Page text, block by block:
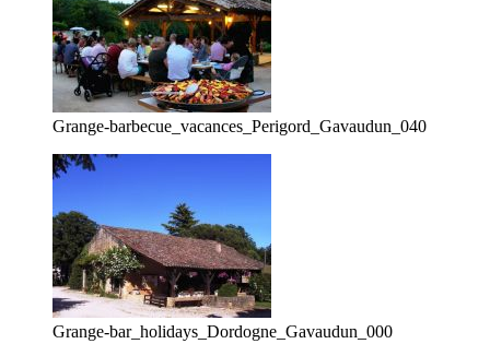
Grange-barbecue_vacances_Perigord_Gavaudun_040
Grange-bar_holidays_Dordogne_Gavaudun_000